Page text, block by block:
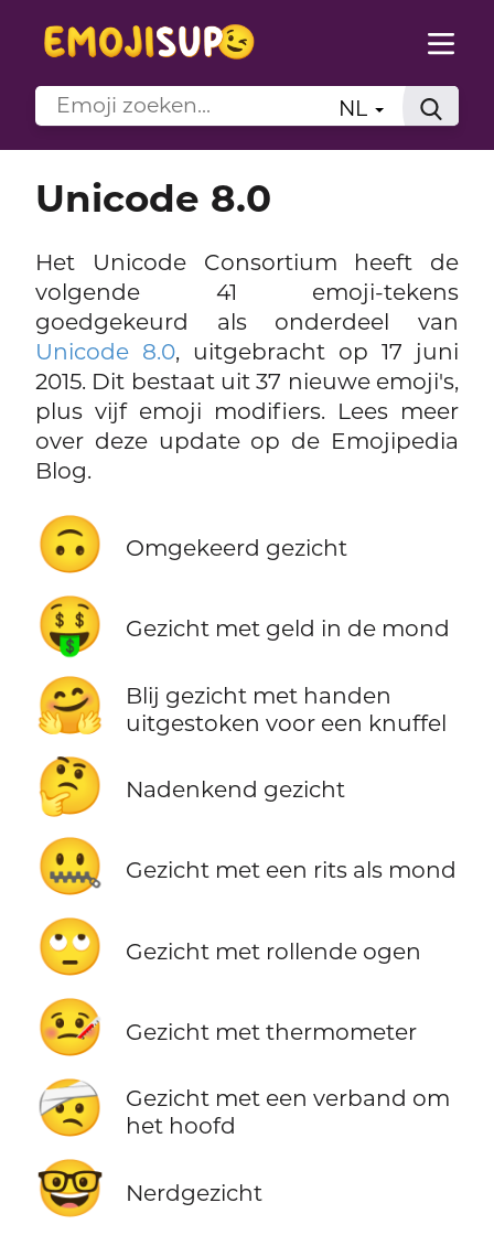
NL
Unicode 8.0
Het Unicode Consortium heeft de
volgende 41 emoji-tekens
goedgekeurd als onderdeel van
Unicode 8.0, uitgebracht op 17 juni
2015. Dit bestaat uit 37 nieuwe emoji's,
plus vijf emoji modifiers. Lees meer
over deze update op de Emojipedia
Blog.
🙃 Omgekeerd gezicht
🤑 Gezicht met geld in de mond
🤗
Blij gezicht met handen
uitgestoken voor een knuffel
🤔 Nadenkend gezicht
🤐 Gezicht met een rits als mond
🙄 Gezicht met rollende ogen
🤒 Gezicht met thermometer
🤕
Gezicht met een verband om
het hoofd
🤓 Nerdgezicht